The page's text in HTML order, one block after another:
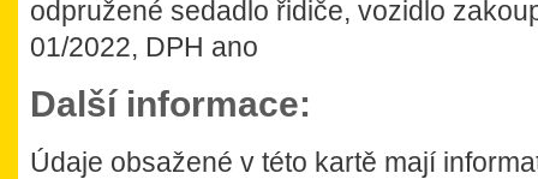
odpružené sedadlo řidiče, vozidlo
01/2022, DPH ano
Další informace:
Údaje obsažené v této kartě mají